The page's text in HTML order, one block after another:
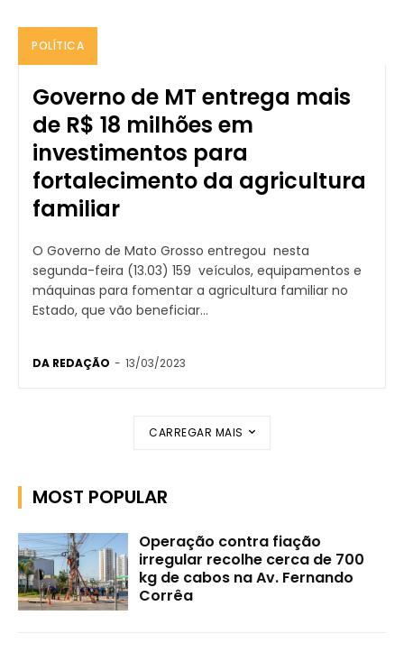
POLÍTICA
Governo de MT entrega mais
de R$ 18 milhões em
investimentos para
fortalecimento da agricultura
familiar
O Governo de Mato Grosso entregou nesta
segunda-feira (13.03) 159 veículos, equipamentos e
máquinas para fomentar a agricultura familiar no
Estado, que vão beneficiar...
DA REDAÇÃO - 13/03/2023
CARREGAR MAIS
MOST POPULAR
Operação contra fiação
irregular recolhe cerca de 700
kg de cabos na Av. Fernando
Corrêa